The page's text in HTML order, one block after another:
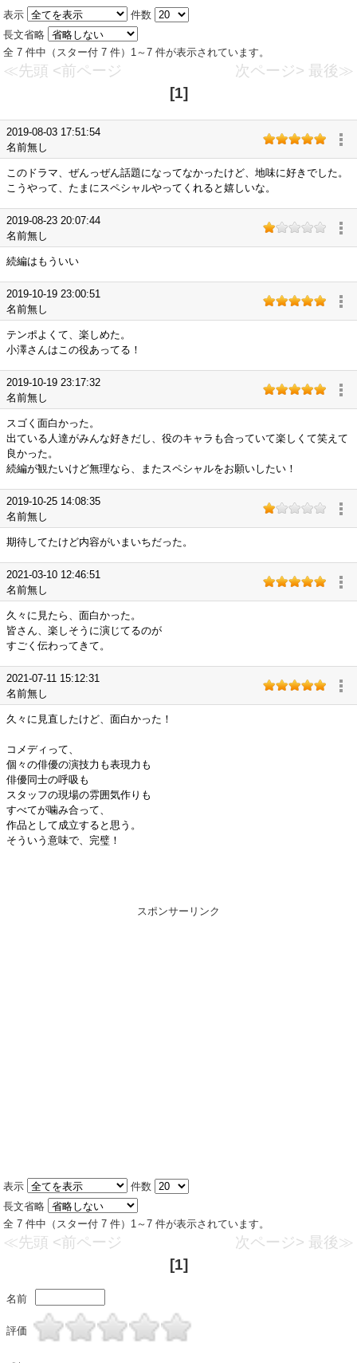
表示
件数
長文省略
全 7 件中（スター付 7 件）1～7 件が表示されています。
≪先頭 <前ページ 次ページ> 最後≫
[1]
2019-08-03 17:51:54
名前無し
このドラマ、ぜんっぜん話題になってなかったけど、地味に好きでした。
こうやって、たまにスペシャルやってくれると嬉しいな。
2019-08-23 20:07:44
名前無し
続編はもういい
2019-10-19 23:00:51
名前無し
テンポよくて、楽しめた。
小澤さんはこの役あってる！
2019-10-19 23:17:32
名前無し
スゴく面白かった。
出ている人達がみんな好きだし、役のキャラも合っていて楽しくて笑えて
良かった。
続編が観たいけど無理なら、またスペシャルをお願いしたい！
2019-10-25 14:08:35
名前無し
期待してたけど内容がいまいちだった。
2021-03-10 12:46:51
名前無し
久々に見たら、面白かった。
皆さん、楽しそうに演じてるのが
すごく伝わってきて。
2021-07-11 15:12:31
名前無し
久々に見直したけど、面白かった！
コメディって、
個々の俳優の演技力も表現力も
俳優同士の呼吸も
スタッフの現場の雰囲気作りも
すべてが噛み合って、
作品として成立すると思う。
そういう意味で、完璧！
スポンサーリンク
表示
件数
長文省略
全 7 件中（スター付 7 件）1～7 件が表示されています。
≪先頭 <前ページ 次ページ> 最後≫
[1]
名前
評価